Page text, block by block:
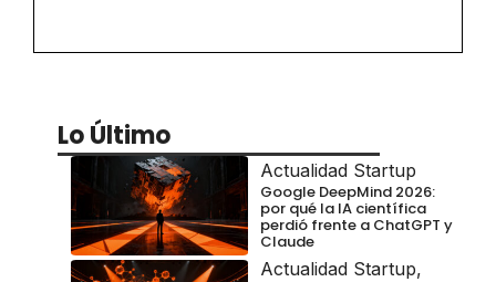
Lo Último
Actualidad Startup
Google DeepMind 2026:
por qué la IA científica
perdió frente a ChatGPT y
Claude
Actualidad Startup,